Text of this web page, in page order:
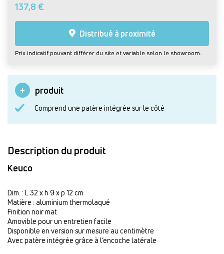
137,8 €
Distribué à proximité
Prix indicatif pouvant différer du site et variable selon le showroom.
produit
Comprend une patère intégrée sur le côté
Description du produit
Keuco
Dim. : L 32 x h 9 x p 12 cm
Matière : aluminium thermolaqué
Finition noir mat
Amovible pour un entretien facile
Disponible en version sur mesure au centimètre
Avec patère intégrée grâce à l’encoche latérale